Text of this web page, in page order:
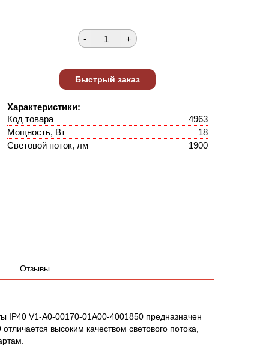
Характеристики:
Код товара
4963
Мощность, Вт
18
Световой поток, лм
1900
Отзывы
V1-A0-00170-01A00-4001850 предназначен
высоким качеством светового потока,